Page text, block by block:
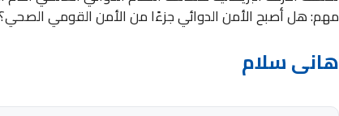
مهم: هل أصبح الأمن الدوائي جزءًا من الأمن القومي
هانى سلام